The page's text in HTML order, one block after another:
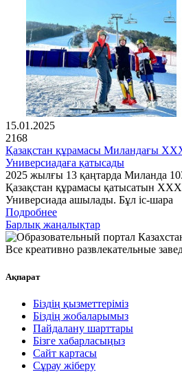
15.01.2025
2168
Қазақстан құрамасы Миландағы
Универсиадаға қатысады
2025 жылғы 13 қаңтарда Миланда
Қазақстан құрамасы қатысатын
Универсиада ашылады. Бұл іс-шара
Подробнее
Барлық жаңалықтар
Все креативно развлекательные
Ақпарат
Біздің қызметтеріміз
Біздің жобаларымыз
Пайдалану шарттары
Бізге хабарласыңыз
Сайт картасы
Сұрау жіберу